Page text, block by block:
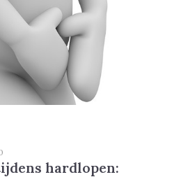
hardlopen: